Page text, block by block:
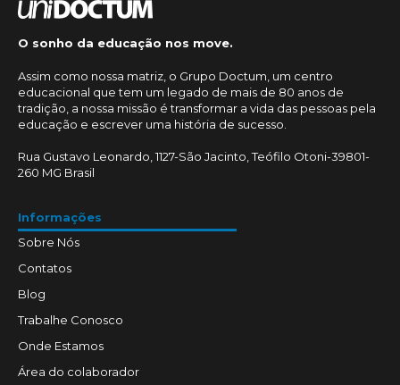
O sonho da educação nos move.
Assim como nossa matriz, o Grupo Doctum, um centro
educacional que tem um legado de mais de 80 anos de
tradição, a nossa missão é transformar a vida das pessoas pela
educação e escrever uma história de sucesso.
Rua Gustavo Leonardo, 1127-São Jacinto, Teófilo Otoni-39801-
260 MG Brasil
Informações
Sobre Nós
Contatos
Blog
Trabalhe Conosco
Onde Estamos
Área do colaborador